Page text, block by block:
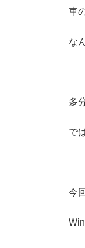
車
な
多
で
今